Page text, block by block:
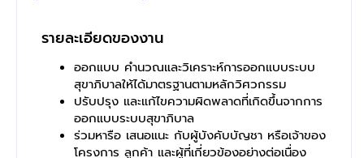
รายละเอียดของงาน
ออกแบบ คำนวณและวิเคราะห์การออกแบบระบบ
สุขาภิบาลให้ได้มาตรฐานตามหลักวิศวกรรม
ปรับปรุง และแก้ไขความผิดพลาดที่เกิดขึ้นจากการ
ออกแบบระบบสุขาภิบาล
ร่วมหารือ เสนอแนะ กับผู้บังคับบัญชา หรือเจ้าของ
โครงการ ลูกค้า และผู้ที่เกี่ยวข้องอย่างต่อเนื่อง